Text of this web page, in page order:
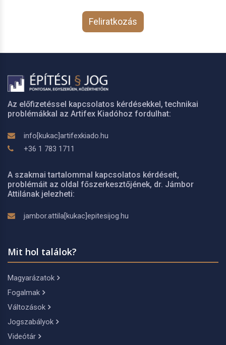
Feliratkozás
Az előfizetéssel kapcsolatos kérdésekkel, technikai
problémákkal az Artifex Kiadóhoz fordulhat:
info[kukac]artifexkiado.hu
+36 1 783 1711
A szakmai tartalommal kapcsolatos kérdéseit,
problémáit az oldal főszerkesztőjének, dr. Jámbor
Attilának jelezheti:
jambor.attila[kukac]epitesijog.hu
Mit hol találok?
Magyarázatok
Fogalmak
Változások
Jogszabályok
Videótár